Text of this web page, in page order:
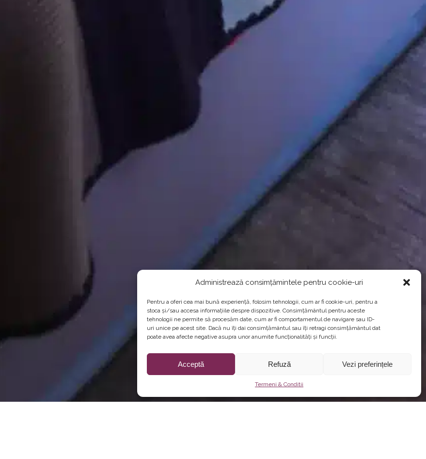
Administrează consimțămintele pentru cookie-uri
Pentru a oferi cea mai bună experiență, folosim tehnologii, cum ar fi cookie-uri, pentru a
stoca și/sau accesa informațiile despre dispozitive. Consimțământul pentru aceste
tehnologii ne permite să procesăm date, cum ar fi comportamentul de navigare sau ID-
uri unice pe acest site. Dacă nu îți dai consimțământul sau îți retragi consimțământul dat
poate avea afecte negative asupra unor anumite funcționalități și funcții.
Acceptă Refuză Vezi preferințele
Termeni & Conditii